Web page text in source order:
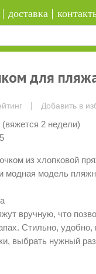
доставка
для
| Добавить в
(вяжется 2 недели)
из хлопковой
модная модель
вручную, что
Стильно,
выбрать нужный